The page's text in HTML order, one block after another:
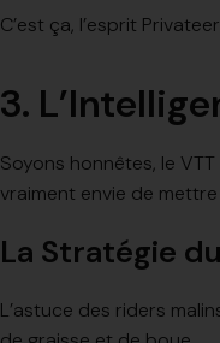
C’est ça, l’esprit
3.
Soyons honnêtes, le
vraiment envie de
La Stratégie
L’astuce des riders